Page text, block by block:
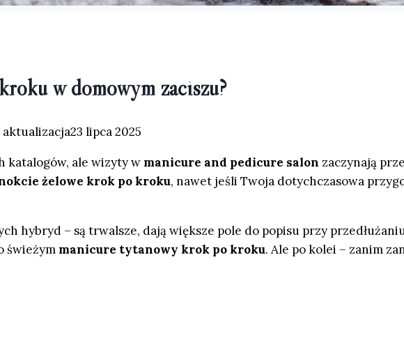
w domowym zaciszu?
23 lipca 2025
katalogów, ale wizyty w manicure and pedicure salon zaczynają
żelowe krok po kroku, nawet jeśli Twoja dotychczasowa
hybryd – są trwalsze, dają większe pole do popisu przy
świeżym manicure tytanowy krok po kroku. Ale po kolei – zanim